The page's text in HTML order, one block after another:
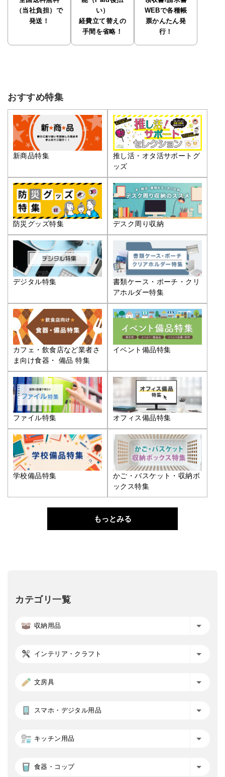
（当社負担）で
発送！
い）
経費立て替えの
手間を省略！
WEBで各種帳
票かんたん発
行！
おすすめ特集
新商品特集
推し活・オタ活サポートグ
ッズ
防災グッズ特集 デスク周り収納
デジタル特集
書類ケース・ポーチ・クリ
アホルダー特集
カフェ・飲食店など業者さ
ま向け食器・ 備品 特集
イベント備品特集
ファイル特集 オフィス備品特集
学校備品特集
かご・バスケット・収納ボ
ックス特集
もっとみる
カテゴリ一覧
収納用品
インテリア・クラフト
文房具
スマホ・デジタル用品
キッチン用品
食器・コップ